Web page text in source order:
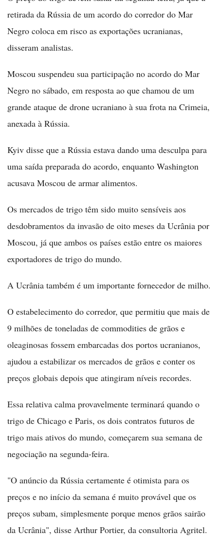
retirada da Rússia de um acordo do corredor do Mar
Negro coloca em risco as exportações ucranianas,
disseram analistas.
Moscou suspendeu sua participação no acordo do Mar
Negro no sábado, em resposta ao que chamou de um
grande ataque de drone ucraniano à sua frota na Crimeia,
anexada à Rússia.
Kyiv disse que a Rússia estava dando uma desculpa para
uma saída preparada do acordo, enquanto Washington
acusava Moscou de armar alimentos.
Os mercados de trigo têm sido muito sensíveis aos
desdobramentos da invasão de oito meses da Ucrânia por
Moscou, já que ambos os países estão entre os maiores
exportadores de trigo do mundo.
A Ucrânia também é um importante fornecedor de milho.
O estabelecimento do corredor, que permitiu que mais de
9 milhões de toneladas de commodities de grãos e
oleaginosas fossem embarcadas dos portos ucranianos,
ajudou a estabilizar os mercados de grãos e conter os
preços globais depois que atingiram níveis recordes.
Essa relativa calma provavelmente terminará quando o
trigo de Chicago e Paris, os dois contratos futuros de
trigo mais ativos do mundo, começarem sua semana de
negociação na segunda-feira.
"O anúncio da Rússia certamente é otimista para os
preços e no início da semana é muito provável que os
preços subam, simplesmente porque menos grãos sairão
da Ucrânia", disse Arthur Portier, da consultoria Agritel.